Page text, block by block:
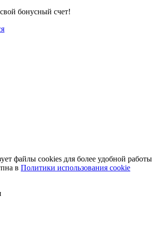
бонусный счет!
файлы cookies для более удобной
в Политики использования cookie